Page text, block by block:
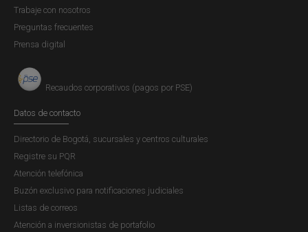
Trabaje con nosotros
Preguntas frecuentes
Prensa digital
Recaudos corporativos (pagos por PSE)
Datos de contacto
Directorio de Bogotá, sucursales y centros culturales
Registre su PQR
Atención telefónica
Buzón exclusivo para notificaciones judiciales
Listas de correos
Atención a inversionistas de portafolio